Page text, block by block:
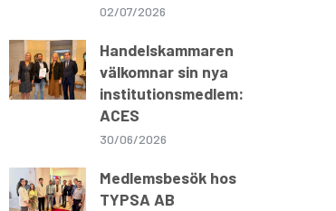
02/07/2026
Handelskammaren
välkomnar sin nya
institutionsmedlem:
ACES
30/06/2026
Medlemsbesök hos
TYPSA AB